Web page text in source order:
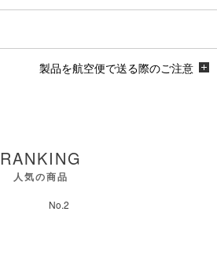
製品を航空便で送る際のご注意
RANKING
人気の商品
No.2